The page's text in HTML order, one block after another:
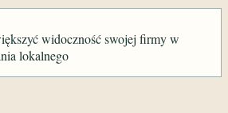
widoczność swojej firmy w
lokalnego